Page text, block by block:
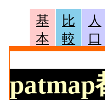
基
本
比
較
人
口
patmap